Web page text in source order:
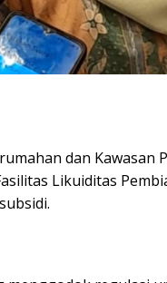
dan Kawasan
Likuiditas